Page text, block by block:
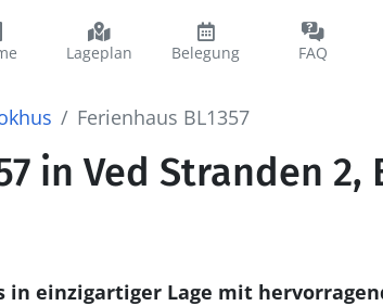
Lageplan Belegung FAQ
Ferienhaus BL1357
in Ved Stranden 2,
in einzigartiger Lage mit